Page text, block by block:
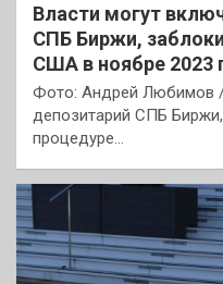
Власти могут
СПБ Биржи,
США в ноябре 2023
Фото: Андрей Любимов
депозитарий СПБ
процедуре…